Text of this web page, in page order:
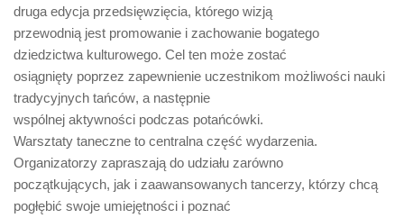
druga edycja przedsięwzięcia, którego wizją
przewodnią jest promowanie i zachowanie bogatego
dziedzictwa kulturowego. Cel ten może zostać
osiągnięty poprzez zapewnienie uczestnikom możliwości nauki
tradycyjnych tańców, a następnie
wspólnej aktywności podczas potańcówki.
Warsztaty taneczne to centralna część wydarzenia.
Organizatorzy zapraszają do udziału zarówno
początkujących, jak i zaawansowanych tancerzy, którzy chcą
pogłębić swoje umiejętności i poznać